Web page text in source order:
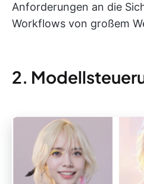
Anforderungen an die
Workflows von großem
2.